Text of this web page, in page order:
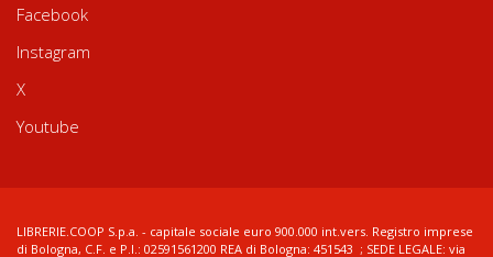
Facebook
Instagram
X
Youtube
LIBRERIE.COOP S.p.a. - capitale sociale euro 900.000 int.vers. Registro imprese
di Bologna, C.F. e P.I.: 02591561200 REA di Bologna: 451543 ; SEDE LEGALE: via